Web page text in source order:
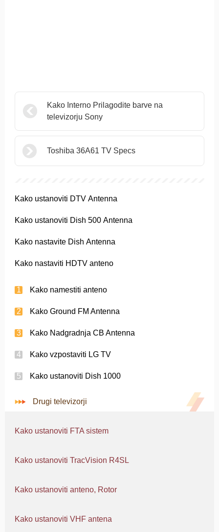
Kako Interno Prilagodite barve na
televizorju Sony
Toshiba 36A61 TV Specs
Kako ustanoviti DTV Antenna
Kako ustanoviti Dish 500 Antenna
Kako nastavite Dish Antenna
Kako nastaviti HDTV anteno
Kako namestiti anteno
Kako Ground FM Antenna
Kako Nadgradnja CB Antenna
Kako vzpostaviti LG TV
Kako ustanoviti Dish 1000
Drugi televizorji
Kako ustanoviti FTA sistem
Kako ustanoviti TracVision R4SL
Kako ustanoviti anteno, Rotor
Kako ustanoviti VHF antena